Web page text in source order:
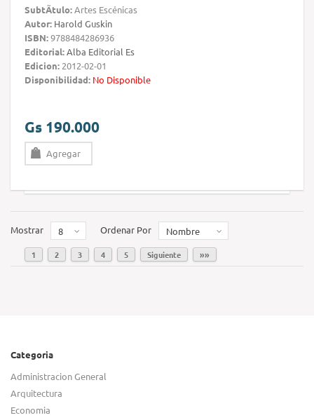
SubtÃ­tulo:Artes Escénicas
Autor: Harold Guskin
ISBN:9788484286936
Editorial:Alba Editorial Es
Edicion: 2012-02-01
Disponibilidad: No Disponible
Gs 190.000
Agregar
Mostrar 8 Ordenar Por Nombre
1 2 3 4 5 Siguiente »»
Categoria
Administracion General
Arquitectura
Economia